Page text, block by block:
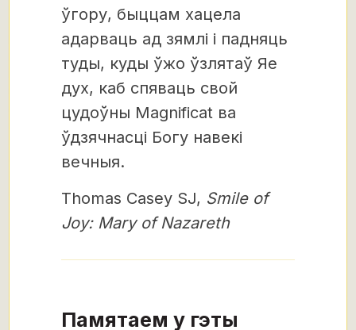
ўгору, быццам хацела
адарваць ад зямлі і падняць
туды, куды ўжо ўзлятаў Яе
дух, каб спяваць свой
цудоўны Magnificat ва
ўдзячнасці Богу навекі
вечныя.
Thomas Casey SJ, Smile of
Joy: Mary of Nazareth
Памятаем у гэты